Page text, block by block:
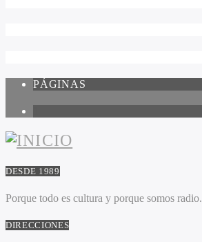
PÁGINAS
DESDE 1989
Porque todo es cultura y porque somos radio.
DIRECCIONES